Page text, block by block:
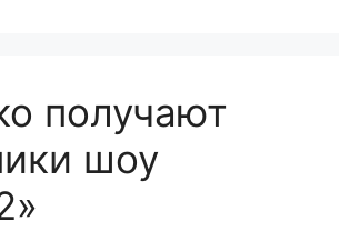
получают
шоу